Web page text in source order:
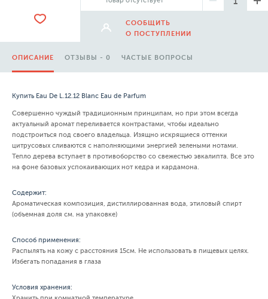
СООБЩИТЬ
О ПОСТУПЛЕНИИ
ОПИСАНИЕ ОТЗЫВЫ - 0 ЧАСТЫЕ ВОПРОСЫ
Купить Eau De L.12.12 Blanc Eau de Parfum
Совершенно чуждый традиционным принципам, но при этом всегда
актуальный аромат переливается контрастами, чтобы идеально
подстроиться под своего владельца. Изящно искрящиеся оттенки
цитрусовых сливаются с наполняющими энергией зелеными нотами.
Тепло дерева вступает в противоборство со свежестью эвкалипта. Все это
на фоне базовых успокаивающих нот кедра и кардамона.
Содержит:
Ароматическая композиция, дистиллированная вода, этиловый спирт
(объемная доля см. на упаковке)
Способ применения:
Распылять на кожу с расстояния 15см. Не использовать в пищевых целях.
Избегать попадания в глаза
Условия хранения: